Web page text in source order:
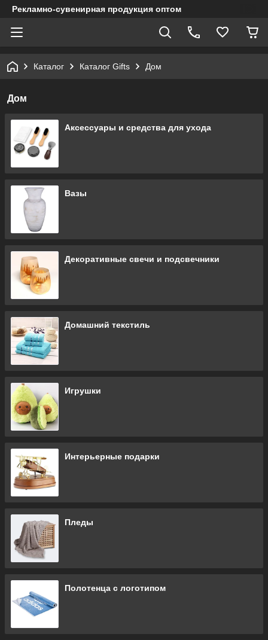
Рекламно-сувенирная продукция оптом
Каталог Каталог Gifts Дом
Дом
Аксессуары и средства для ухода
Вазы
Декоративные свечи и подсвечники
Домашний текстиль
Игрушки
Интерьерные подарки
Пледы
Полотенца с логотипом